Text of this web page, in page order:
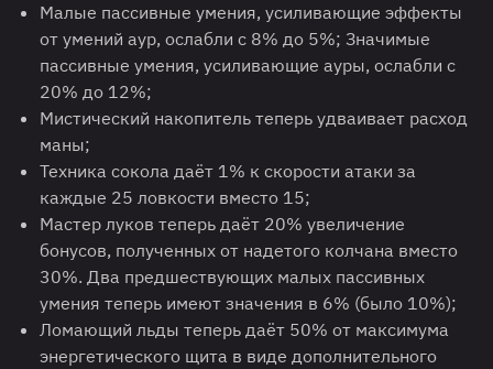
Малые пассивные умения, усиливающие эффекты
от умений аур, ослабли с 8% до 5%; Значимые
пассивные умения, усиливающие ауры, ослабли с
20% до 12%;
Мистический накопитель теперь удваивает расход
маны;
Техника сокола даёт 1% к скорости атаки за
каждые 25 ловкости вместо 15;
Мастер луков теперь даёт 20% увеличение
бонусов, полученных от надетого колчана вместо
30%. Два предшествующих малых пассивных
умения теперь имеют значения в 6% (было 10%);
Ломающий льды теперь даёт 50% от максимума
энергетического щита в виде дополнительного